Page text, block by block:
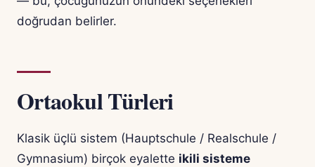
doğrudan belirler.
Ortaokul Türleri
Klasik üçlü sistem (Hauptschule / Realschule /
Gymnasium) birçok eyalette ikili sisteme